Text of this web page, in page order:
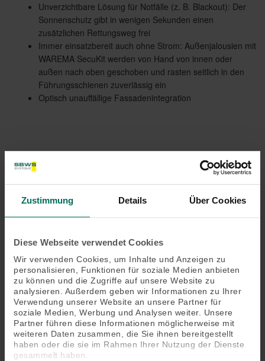
Zustimmung Details Über Cookies
Diese Webseite verwendet Cookies
Wir verwenden Cookies, um Inhalte und Anzeigen zu
personalisieren, Funktionen für soziale Medien anbieten
zu können und die Zugriffe auf unsere Website zu
analysieren. Außerdem geben wir Informationen zu Ihrer
Verwendung unserer Website an unsere Partner für
soziale Medien, Werbung und Analysen weiter. Unsere
Partner führen diese Informationen möglicherweise mit
weiteren Daten zusammen, die Sie ihnen bereitgestellt
haben oder die sie im Rahmen Ihrer Nutzung der Dienste
gesammelt haben.
Unverzichtbare Lösung für Notfälle (z. B. Blackout): Der
Sonnenschutz gibt in wenigen Sekunden einen
zusätzlichen Rettungsweg frei
Immer einsatzbereit auch ohne Strom: Außenjalousien mit
WAREMA SecuKit werden von Hand von innen oder
außen nach oben geschoben und rasten seitlich in den
Führungsschienen zuverlässig ein
Optisch unauffällige Fassadenintegration